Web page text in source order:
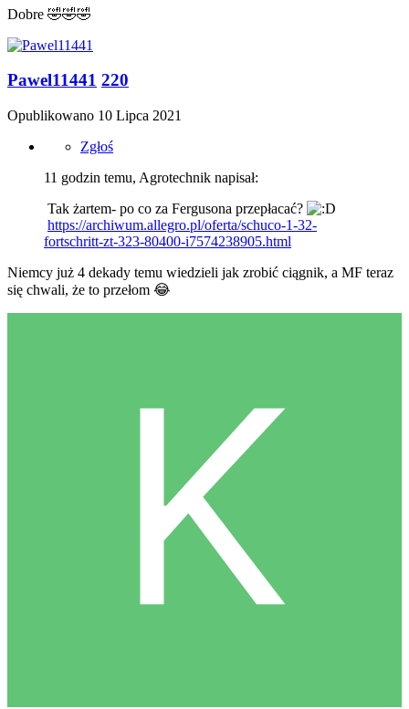
Dobre 🤣🤣🤣
Pawel11441 220
Opublikowano 10 Lipca 2021
Zgłoś
11 godzin temu, Agrotechnik napisał:
Tak żartem- po co za Fergusona przepłacać?
https://archiwum.allegro.pl/oferta/schuco-1-32-
fortschritt-zt-323-80400-i7574238905.html
Niemcy już 4 dekady temu wiedzieli jak zrobić ciągnik, a MF teraz
się chwali, że to przełom 😂